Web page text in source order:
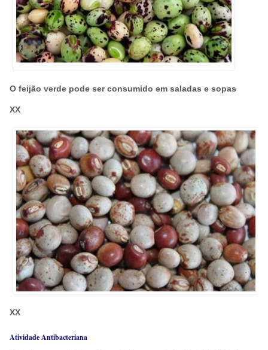
O feijão verde pode ser consumido em saladas e sopas
XX
XX
Atividade Antibacteriana